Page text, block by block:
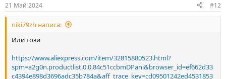
s
:
21 Май 2024 #12
niki79zh написа:
Или този
https://www.aliexpress.com/item/32815880523.html?
spm=a2g0n.productlist.0.0.84c51ccbmDPani&browser_id=ef662d33
c4394e898d3696adc35b784a&aff_trace_key=cd09501242ed4531853